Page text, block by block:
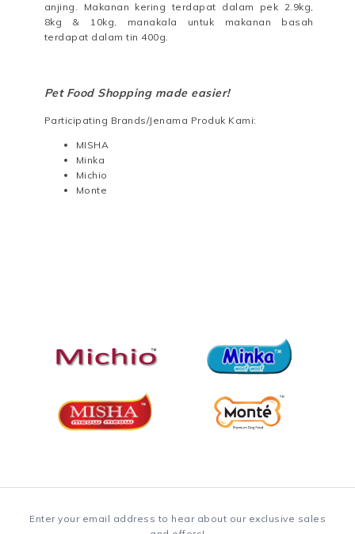
anjing. Makanan kering terdapat dalam pek 2.9kg,
8kg & 10kg, manakala untuk makanan basah
terdapat dalam tin 400g.
Pet Food Shopping made easier!
Participating Brands/Jenama Produk Kami:
MISHA
Minka
Michio
Monte
Enter your email address to hear about our exclusive sales